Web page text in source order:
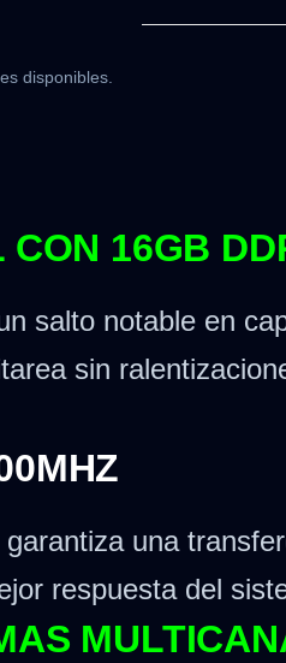
disponibles.
CON 16GB
salto notable en
sin
garantiza una
respuesta del